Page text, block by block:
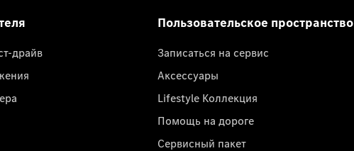
драйв
Пользовательское пространство
Записаться на сервис
Аксессуары
Lifestyle Коллекция
Помощь на дороге
Сервисный пакет